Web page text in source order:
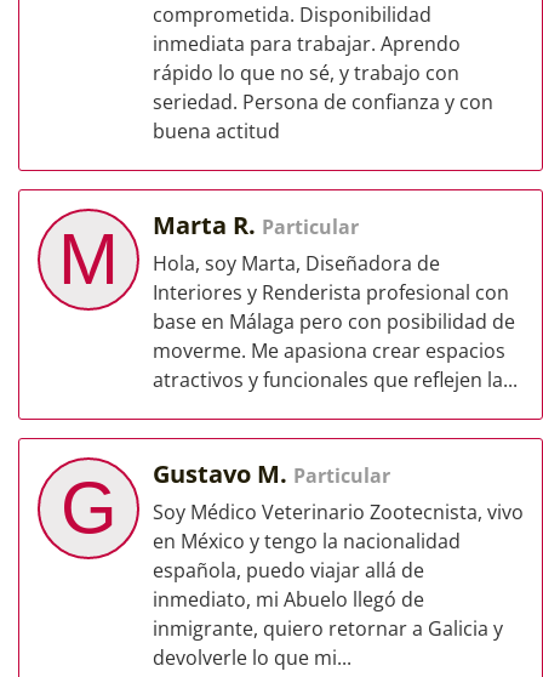
comprometida. Disponibilidad
inmediata para trabajar. Aprendo
rápido lo que no sé, y trabajo con
seriedad. Persona de confianza y con
buena actitud
M Marta R. Particular
Hola, soy Marta, Diseñadora de
Interiores y Renderista profesional con
base en Málaga pero con posibilidad de
moverme. Me apasiona crear espacios
atractivos y funcionales que reflejen la...
G Gustavo M. Particular
Soy Médico Veterinario Zootecnista, vivo
en México y tengo la nacionalidad
española, puedo viajar allá de
inmediato, mi Abuelo llegó de
inmigrante, quiero retornar a Galicia y
devolverle lo que mi...